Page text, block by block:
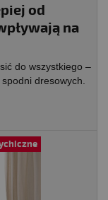
od
na
do wszystkiego –
dresowych.